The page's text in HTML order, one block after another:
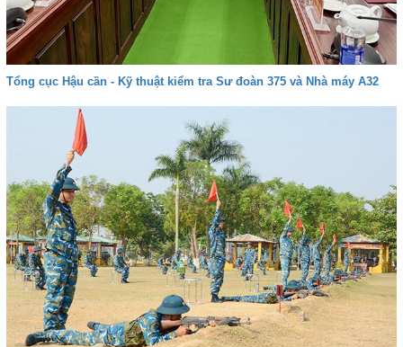
Tổng cục Hậu cần - Kỹ thuật kiểm tra Sư đoàn 375 và Nhà máy A32